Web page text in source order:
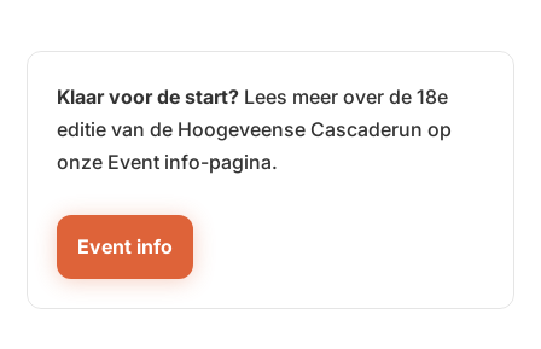
Klaar voor de start? Lees meer over de 18e
editie van de Hoogeveense Cascaderun op
onze Event info-pagina.
Event info